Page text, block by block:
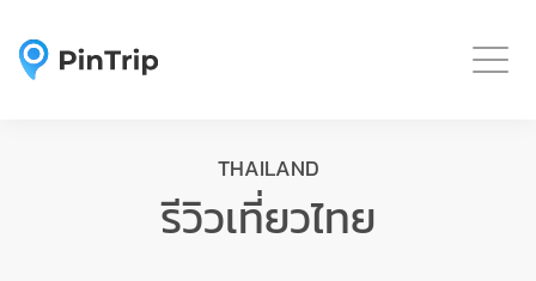
THAILAND
รีวิวเที่ยวไทย